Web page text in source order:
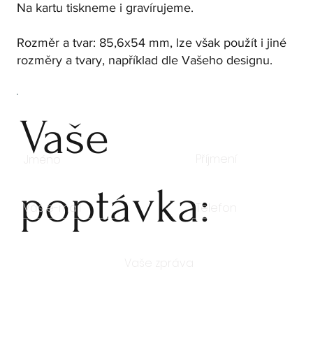
Na kartu tiskneme i gravírujeme.
Rozměr a tvar: 85,6x54 mm, lze však použít i jiné
rozměry a tvary, například dle Vašeho designu.
Vaše
poptávka: